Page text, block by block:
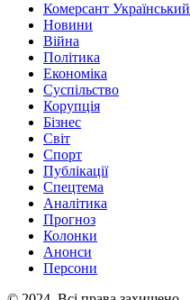
Комерсант Український
Новини
Війна
Політика
Економіка
Суспільство
Корупція
Бізнес
Світ
Спорт
Публікації
Спецтема
Аналітика
Прогноз
Колонки
Анонси
Персони